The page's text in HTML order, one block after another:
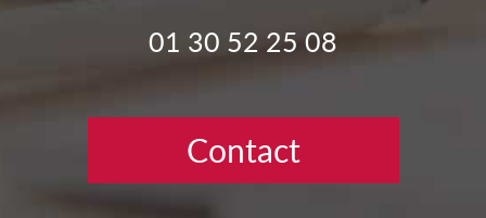
01 30 52 25 08
Contact